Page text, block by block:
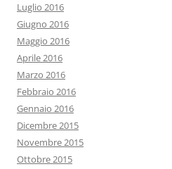
Luglio 2016
Giugno 2016
Maggio 2016
Aprile 2016
Marzo 2016
Febbraio 2016
Gennaio 2016
Dicembre 2015
Novembre 2015
Ottobre 2015